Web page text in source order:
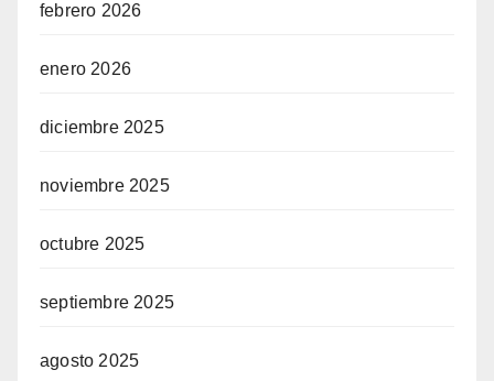
febrero 2026
enero 2026
diciembre 2025
noviembre 2025
octubre 2025
septiembre 2025
agosto 2025